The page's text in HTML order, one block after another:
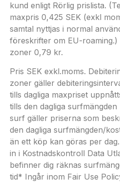
kund enligt Rörlig prislista.
maxpris 0,425 SEK (exkl
samtal nyttjas i normal
föreskrifter om EU-roaming.)
zoner 0,79 kr.
Pris SEK exkl.moms.
zoner gäller
tills dagliga maxpriset
tills den dagliga
surf gäller priserna som
den dagliga surfmängden/
än ett köp kan göras per
in i Kostnadskontroll Data
befinner dig räknas
tid* Ingår inom Fair Use